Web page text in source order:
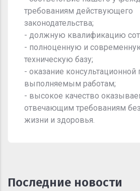
требованиям действующего
законодательства;
- должную квалификацию
- полноценную и
техническую базу;
- оказание
выполняемым работам;
- высокое качество
отвечающим требованиям
жизни и здоровья.
Последние новости